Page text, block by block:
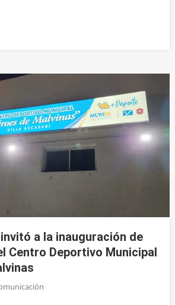
a la inauguración de
Centro Deportivo Municipal